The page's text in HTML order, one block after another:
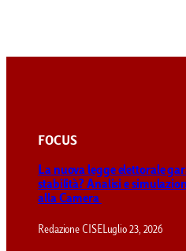
FOCUS
La nuova legge elettorale
stabilità? Analisi e
alla Camera
Redazione CISE Luglio 23, 2026